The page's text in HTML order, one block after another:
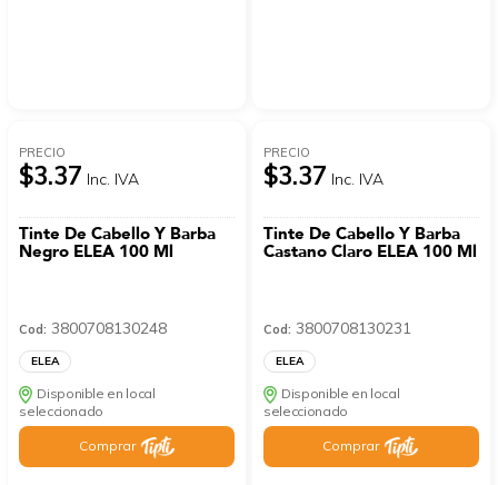
PRECIO
$3.37 Inc. IVA
Tinte De Cabello Y Barba
Negro ELEA 100 Ml
Cod: 3800708130248
ELEA
Disponible en local
seleccionado
Comprar
PRECIO
$3.37 Inc. IVA
Tinte De Cabello Y Barba
Castano Claro ELEA 100 Ml
Cod: 3800708130231
ELEA
Disponible en local
seleccionado
Comprar